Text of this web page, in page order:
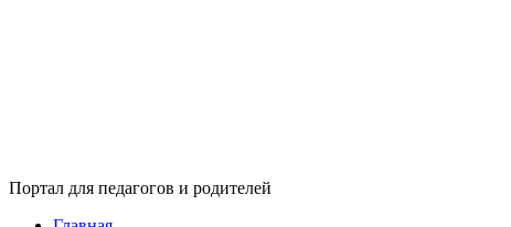
Портал для педагогов и родителей